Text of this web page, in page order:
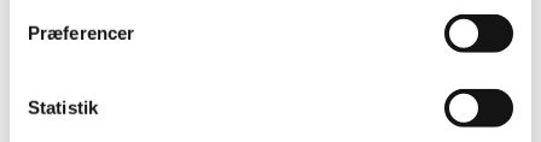
Præferencer
Statistik
og ydeevneundersøgelser: Sponsorer har nu
mulighed for at ansøge om tilladelse under en